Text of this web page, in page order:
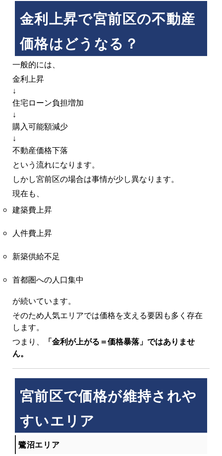
金利上昇で宮前区の不動産
価格はどうなる？
一般的には、
金利上昇
↓
住宅ローン負担増加
↓
購入可能額減少
↓
不動産価格下落
という流れになります。
しかし宮前区の場合は事情が少し異なります。
現在も、
建築費上昇
人件費上昇
新築供給不足
首都圏への人口集中
が続いています。
そのため人気エリアでは価格を支える要因も多く存在
します。
つまり、
「金利が上がる＝価格暴落」ではありませ
ん。
宮前区で価格が維持されや
すいエリア
鷺沼エリア